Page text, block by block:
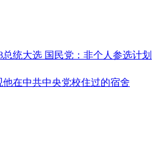
统大选 国民党：非个人参选计划
在中共中央党校住过的宿舍